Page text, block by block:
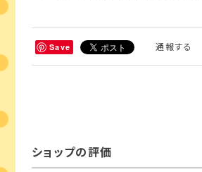
Save 通報する
ショップの評価